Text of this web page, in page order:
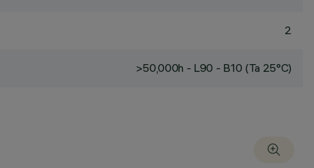
2
>50,000h - L90 - B10 (Ta 25°C)